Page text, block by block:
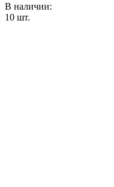
В наличии:
10 шт.